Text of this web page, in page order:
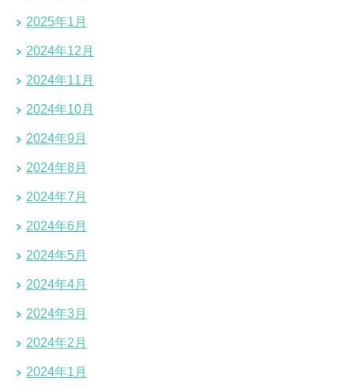
2025年1月
2024年12月
2024年11月
2024年10月
2024年9月
2024年8月
2024年7月
2024年6月
2024年5月
2024年4月
2024年3月
2024年2月
2024年1月